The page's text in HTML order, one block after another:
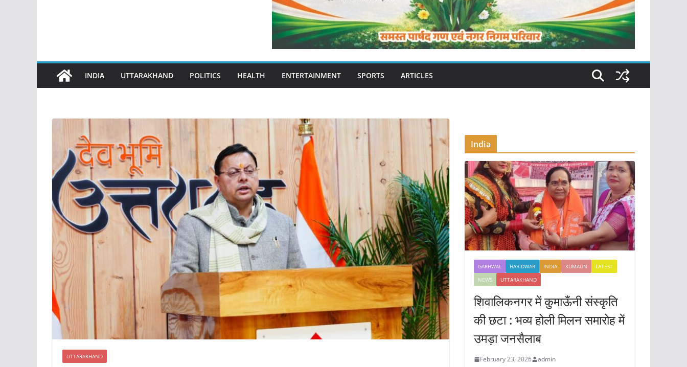
INDIA UTTARAKHAND POLITICS HEALTH ENTERTAINMENT SPORTS ARTICLES
UTTARAKHAND
India
GARHWAL HARIDWAR INDIA KUMAUN
LATEST
NEWS
UTTARAKHAND
शिवालिकनगर में कुमाऊँनी संस्कृति
की छटा : भव्य होली मिलन समारोह में
उमड़ा जनसैलाब
February 23, 2026 admin